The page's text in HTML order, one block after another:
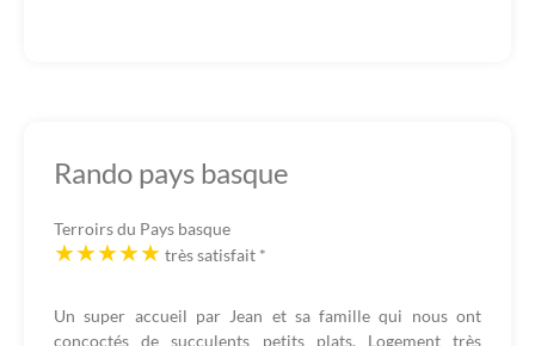
Rando pays basque
Terroirs du Pays basque
très satisfait *
Un super accueil par Jean et sa famille qui nous ont
concoctés de succulents petits plats. Logement très